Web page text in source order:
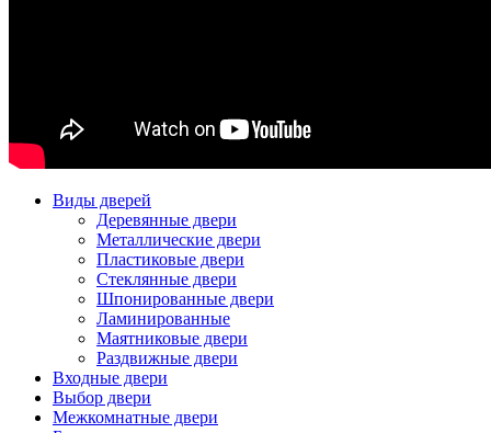
Виды дверей
Деревянные двери
Металлические двери
Пластиковые двери
Стеклянные двери
Шпонированные двери
Ламинированные
Маятниковые двери
Раздвижные двери
Входные двери
Выбор двери
Межкомнатные двери